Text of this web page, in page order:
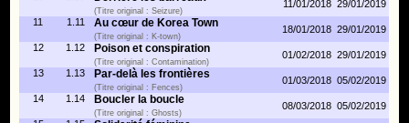
(Titre original : Seizure)
11/01/2018 29/01/2019
11
1.11 Au cœur de Korea Town
(Titre original : K-town)
18/01/2018 29/01/2019
12
1.12 Poison et conspiration
(Titre original : Contamination)
01/02/2018 29/01/2019
13
1.13 Par-delà les frontières
(Titre original : Fences)
01/03/2018 05/02/2019
14
1.14 Boucler la boucle
(Titre original : Ghosts)
08/03/2018 05/02/2019